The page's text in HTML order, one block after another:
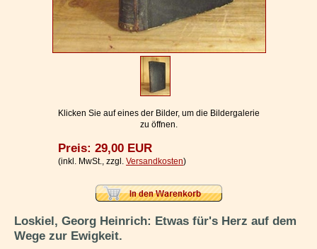
Geschäftsbedingungen
Datenschutzerklärung
Ihr WarenkorbKlicken Sie auf eines der Bilder, um die Bildergalerie
zu öffnen.
Preis: 29,00 EUR
(inkl. MwSt., zzgl. Versandkosten)
Loskiel, Georg Heinrich: Etwas für's Herz auf dem
Wege zur Ewigkeit.